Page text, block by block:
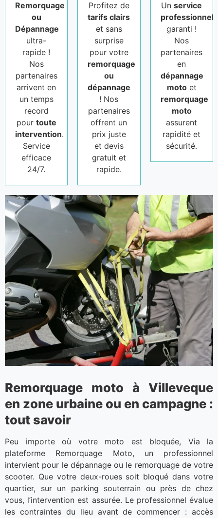
Remorquage
ou
Dépannage
ultra-
rapide !
Nos
partenaires
arrivent en
un temps
record
pour toute
intervention.
Service
efficace
24/7.
Profitez de
tarifs clairs
et sans
surprise
pour votre
remorquage
ou
dépannage
! Nos
partenaires
offrent un
prix juste
et devis
gratuit et
rapide.
Unservice
professionnel
garanti !
Nos
partenaires
en
dépannage
motoet
remorquage
moto
assurent
rapidité et
sécurité.
Remorquage moto à Villeveque
en zone urbaine ou en campagne :
tout savoir
Peu importe où votre moto est bloquée, Via la
plateforme Remorquage Moto, un professionnel
intervient pour le dépannage ou le remorquage de votre
scooter. Que votre deux-roues soit bloqué dans votre
quartier, sur un parking souterrain ou près de chez
vous, l’intervention est assurée. Le professionnel évalue
les contraintes du lieu avant de commencer : accès